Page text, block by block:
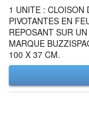
1 UNITE : CLOISON
PIVOTANTES EN
REPOSANT SUR
MARQUE
100 X 37 CM.